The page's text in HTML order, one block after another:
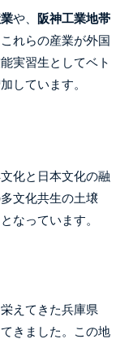
や、
阪神工業地帯
れらの産業が外国
実習生としてベト
しています。
化と日本文化の融
文化共生の土壌
なっています。
えてきた兵庫県
きました。この地